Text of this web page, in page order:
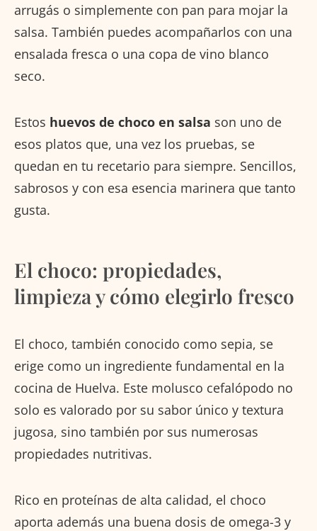
arrugás o simplemente con pan para mojar la
salsa. También puedes acompañarlos con una
ensalada fresca o una copa de vino blanco
seco.
Estos huevos de choco en salsa son uno de
esos platos que, una vez los pruebas, se
quedan en tu recetario para siempre. Sencillos,
sabrosos y con esa esencia marinera que tanto
gusta.
El choco: propiedades,
limpieza y cómo elegirlo fresco
El choco, también conocido como sepia, se
erige como un ingrediente fundamental en la
cocina de Huelva. Este molusco cefalópodo no
solo es valorado por su sabor único y textura
jugosa, sino también por sus numerosas
propiedades nutritivas.
Rico en proteínas de alta calidad, el choco
aporta además una buena dosis de omega-3 y